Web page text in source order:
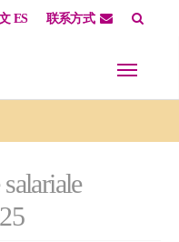
ES 联系方式